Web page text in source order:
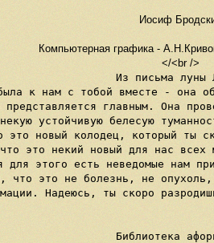
Иосиф
Компьютерная графика -
</<br />
Из письма
к нам с тобой вместе - она
главным. Она
устойчивую белесую
это новый колодец, который ты
это некий новый для нас всех
для этого есть неведомые нам
что это не болезнь, не
Надеюсь, ты скоро
Библиотека